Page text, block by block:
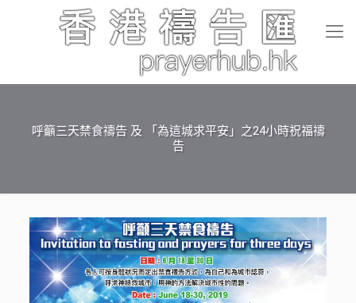
呼籲三天禁食禱告 及 「為這城求平安」之24小時祝福禱
告